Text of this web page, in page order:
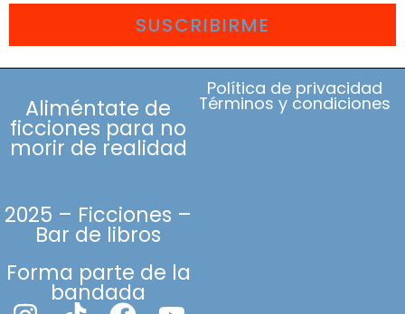
SUSCRIBIRME
Aliméntate de
ficciones para no
morir de realidad
2025 – Ficciones –
Bar de libros
Forma parte de la
bandada
Política de privacidad
Términos y condiciones